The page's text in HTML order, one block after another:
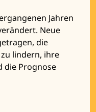
Jahren
Neue
die
lindern, ihre
die Prognose